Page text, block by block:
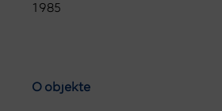
1985
O objekte